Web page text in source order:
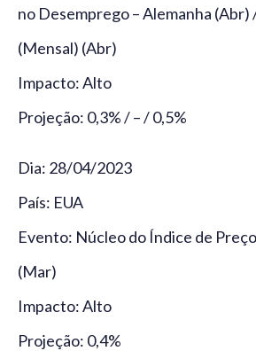
no Desemprego – Alemanha (Abr)
(Mensal) (Abr)
Impacto: Alto
Projeção: 0,3% / – / 0,5%
Dia: 28/04/2023
País: EUA
Evento: Núcleo do Índice de
(Mar)
Impacto: Alto
Projeção: 0,4%